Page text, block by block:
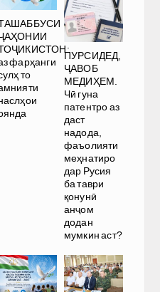
фарҳанги
то
ПУРСИДЕД,
ҶАВОБ
МЕДИҲЕМ.
Чӣ гуна
патентро аз
даст
надода,
фаъолияти
меҳнатиро
дар Русия
ба таври
қонунӣ
анҷом
додан
мумкин аст?